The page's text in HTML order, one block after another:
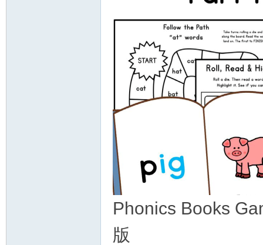
Phonics Books
版